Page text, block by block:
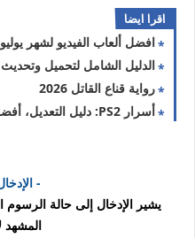
اقرا ايضا
افضل ألعاب الفيديو لشهر يوليو 2026 لجميع المنصات
الدليل الشامل لتحميل وتحديث
رواية قناع القاتل 2026
أسرار PS2: دليل التعديل، أفضل تطبيقات Homebrew، والأداء في 2026
-
المشهد